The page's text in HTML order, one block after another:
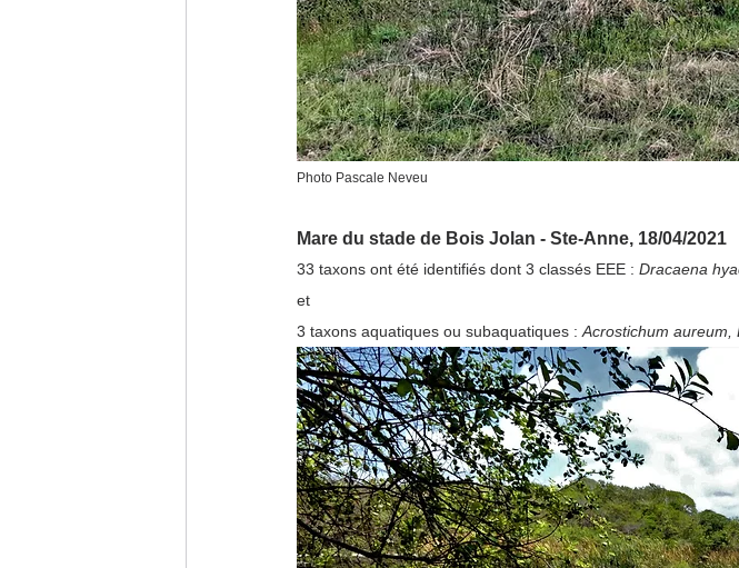
Photo Pascale Neveu
Mare du stade de Bois Jolan - Ste-Anne, 18/04/2021
33 taxons ont été identifiés dont 3 classés EEE : Dracaena
et
3 taxons aquatiques ou subaquatiques : Acrostichum aureum,